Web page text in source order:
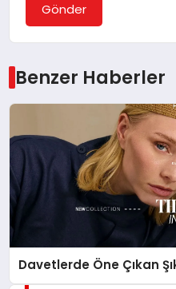
Gönder
Benzer Haberler
Davetlerde Öne Çıkan